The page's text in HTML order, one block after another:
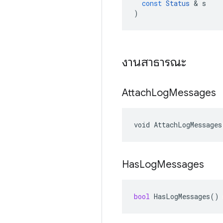
const Status & s
)
งานสาธารณะ
AttachLogMessages
void
HasLogMessages
bool HasLogMessages()